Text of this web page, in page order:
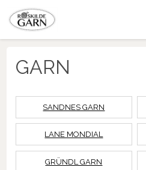
GARN
SANDNES GARN
LANE MONDIAL
GRÜNDL GARN